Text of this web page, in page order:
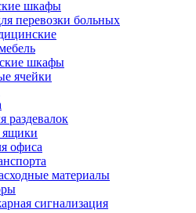
шкафы
перевозки больных
шкафы
ячейки
раздевалок
ящики
офиса
материалы
сигнализация